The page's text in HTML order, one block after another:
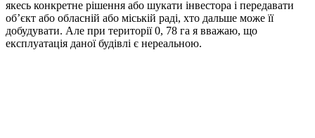
якесь конкретне рішення або шукати інвестора і передавати
об’єкт або обласній або міській раді, хто дальше може її
добудувати. Але при території 0, 78 га я вважаю, що
експлуатація даної будівлі є нереальною.